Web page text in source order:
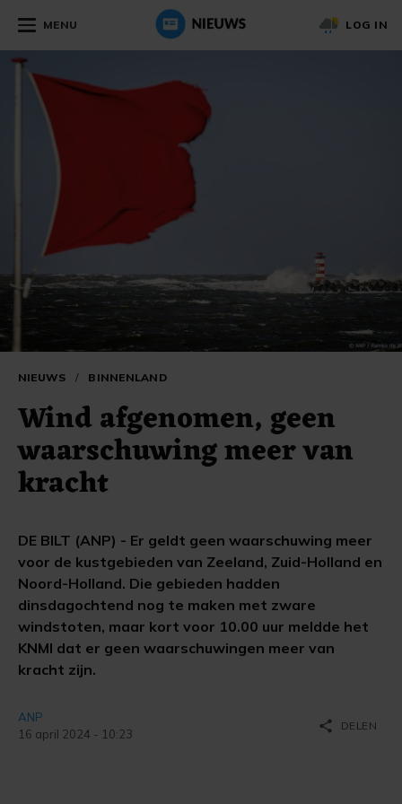
MENU LOG IN
NIEUWS / BINNENLAND
Wind afgenomen, geen
waarschuwing meer van
kracht
DE BILT (ANP) - Er geldt geen waarschuwing meer
voor de kustgebieden van Zeeland, Zuid-Holland en
Noord-Holland. Die gebieden hadden
dinsdagochtend nog te maken met zware
windstoten, maar kort voor 10.00 uur meldde het
KNMI dat er geen waarschuwingen meer van
kracht zijn.
ANP
16 april 2024 - 10:23
share DELEN